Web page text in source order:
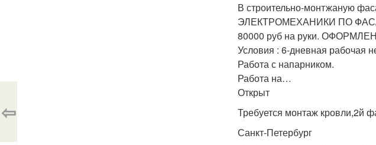
В строительно-монтжаную
ЭЛЕКТРОМЕХАНИКИ ПО
80000 руб на руки.
Условия : 6-дневная рабочая
Работа с напарником.
Работа на…
Открыт
Требуется монтаж кровли,2й
Санкт-Петербург
⇦